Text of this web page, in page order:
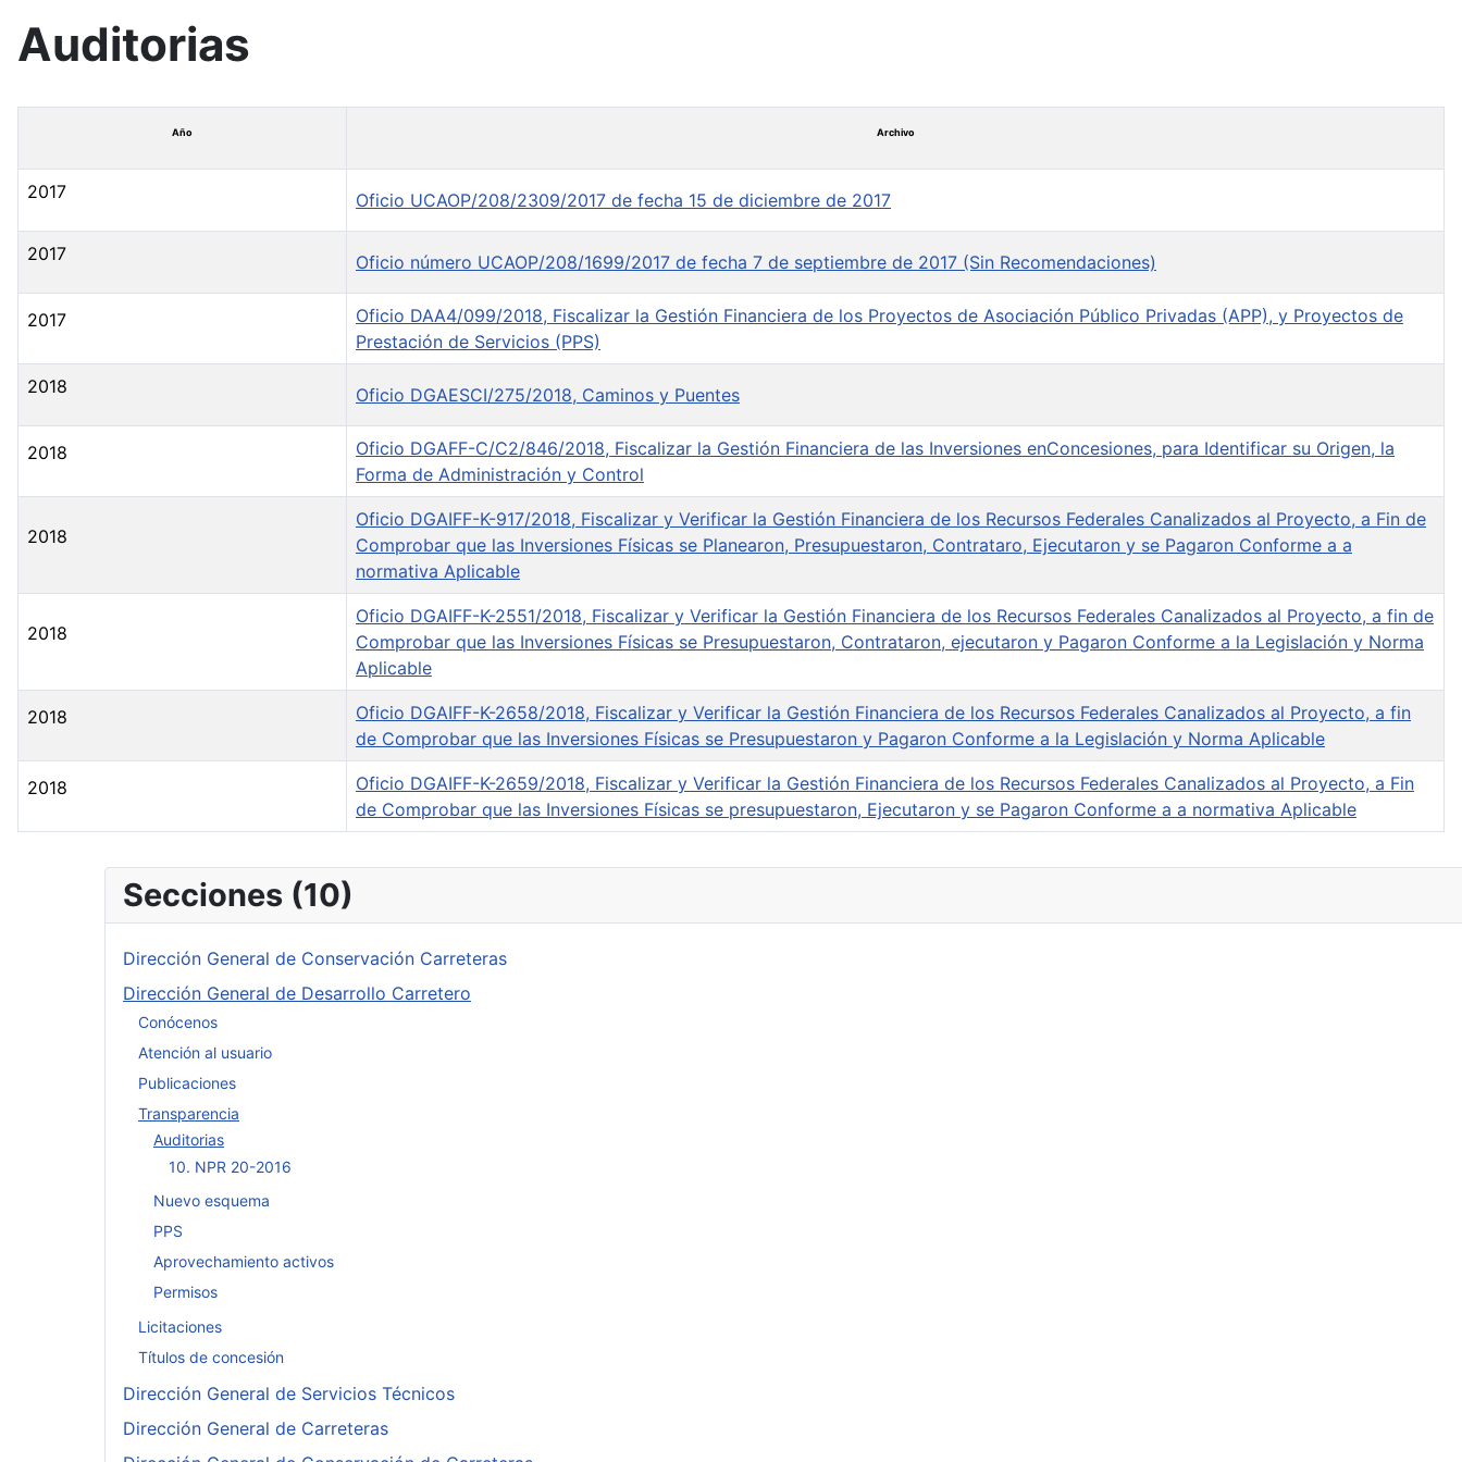
Auditorias
Año Archivo
2017 Oficio UCAOP/208/2309/2017 de fecha 15 de diciembre de 2017
2017 Oficio número UCAOP/208/1699/2017 de fecha 7 de septiembre de 2017 (Sin Recomendaciones)
2017
Oficio DAA4/099/2018, Fiscalizar la Gestión Financiera de los Proyectos de Asociación Público Privadas (APP), y Proyectos de
Prestación de Servicios (PPS)
2018 Oficio DGAESCI/275/2018, Caminos y Puentes
2018
Oficio DGAFF-C/C2/846/2018, Fiscalizar la Gestión Financiera de las Inversiones enConcesiones, para Identificar su Origen, la
Forma de Administración y Control
2018
Oficio DGAIFF-K-917/2018, Fiscalizar y Verificar la Gestión Financiera de los Recursos Federales Canalizados al Proyecto, a Fin de
Comprobar que las Inversiones Físicas se Planearon, Presupuestaron, Contrataro, Ejecutaron y se Pagaron Conforme a a
normativa Aplicable
2018
Oficio DGAIFF-K-2551/2018, Fiscalizar y Verificar la Gestión Financiera de los Recursos Federales Canalizados al Proyecto, a fin de
Comprobar que las Inversiones Físicas se Presupuestaron, Contrataron, ejecutaron y Pagaron Conforme a la Legislación y Norma
Aplicable
2018
Oficio DGAIFF-K-2658/2018, Fiscalizar y Verificar la Gestión Financiera de los Recursos Federales Canalizados al Proyecto, a fin
de Comprobar que las Inversiones Físicas se Presupuestaron y Pagaron Conforme a la Legislación y Norma Aplicable
2018
Oficio DGAIFF-K-2659/2018, Fiscalizar y Verificar la Gestión Financiera de los Recursos Federales Canalizados al Proyecto, a Fin
de Comprobar que las Inversiones Físicas se presupuestaron, Ejecutaron y se Pagaron Conforme a a normativa Aplicable
Secciones (10)
Dirección General de Conservación Carreteras
Dirección General de Desarrollo Carretero
Conócenos
Atención al usuario
Publicaciones
Transparencia
Auditorias
10. NPR 20-2016
Nuevo esquema
PPS
Aprovechamiento activos
Permisos
Licitaciones
Títulos de concesión
Dirección General de Servicios Técnicos
Dirección General de Carreteras